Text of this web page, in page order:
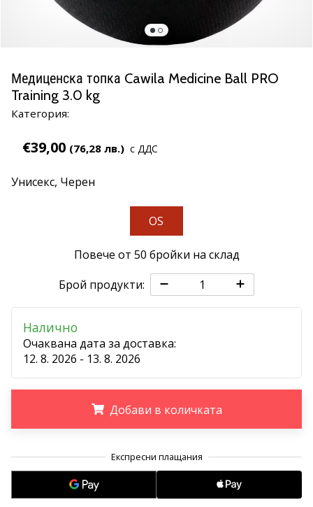
страст
като
нас?
се
амбасадор
на
1 мин. четене
Партньорска
програма
WeplayVolleyball
Имате
ли
собствен
или
дискусионен
форум?
Медиценска топка Cawila Medicine Ball PRO
Training 3.0 kg
Категория:
€39,00 (76,28 лв.) с ДДС
Унисекс, Черен
OS
Повече от 50 бройки на склад
Брой продукти:
Налично
Очаквана дата за доставка:
12. 8. 2026 - 13. 8. 2026
Добави в количката